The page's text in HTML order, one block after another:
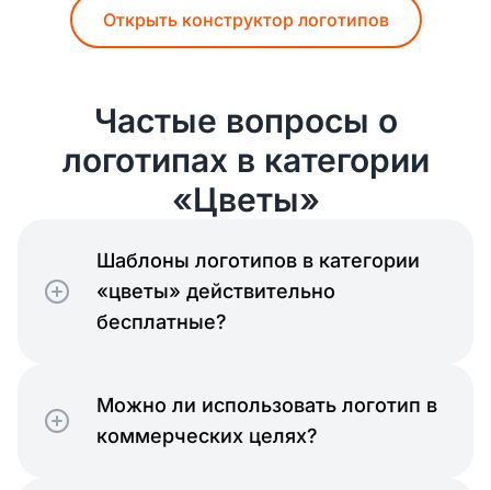
Открыть конструктор логотипов
Частые вопросы о
логотипах в категории
«Цветы»
Шаблоны логотипов в категории
«цветы» действительно
бесплатные?
Можно ли использовать логотип в
коммерческих целях?